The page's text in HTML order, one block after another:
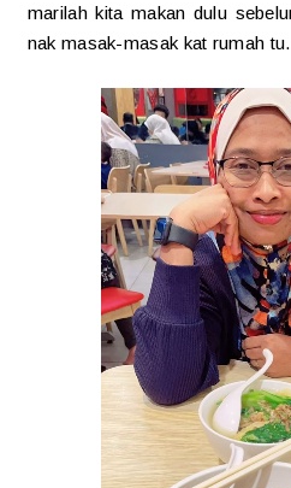
marilah kita makan dulu
nak masak-masak kat rumah tu.